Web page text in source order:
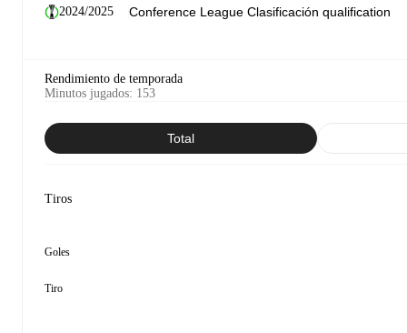
2024/2025
Rendimiento de temporada
Minutos jugados: 153
Total
Tiros
Goles
Tiro